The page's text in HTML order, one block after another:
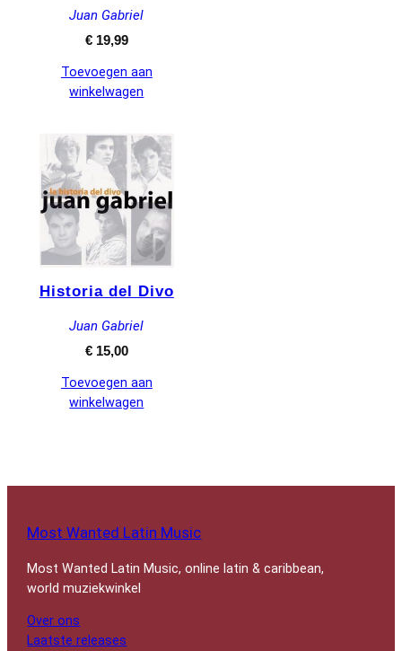
Juan Gabriel
€19,99
Toevoegen aan
winkelwagen
Historia del Divo
Juan Gabriel
€15,00
Toevoegen aan
winkelwagen
Most Wanted Latin Music
Most Wanted Latin Music, online latin & caribbean,
world muziekwinkel
Over ons
Laatste releases